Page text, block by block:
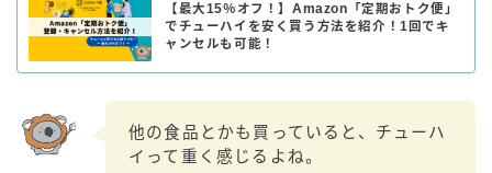
【最大15％オフ！】Amazon「定期おトク便」
でチューハイを安く買う方法を紹介！1回でキ
ャンセルも可能！
他の食品とかも買っていると、チューハ
イって重く感じるよね。